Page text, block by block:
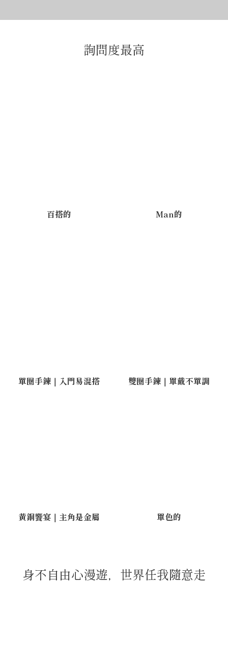
詢問度最高
百搭的 Man的
單圈手鍊｜入門易混搭 雙圈手鍊｜單戴不單調
黃銅饗宴｜主角是金屬 單色的
身不自由心漫遊，世界任我隨意走